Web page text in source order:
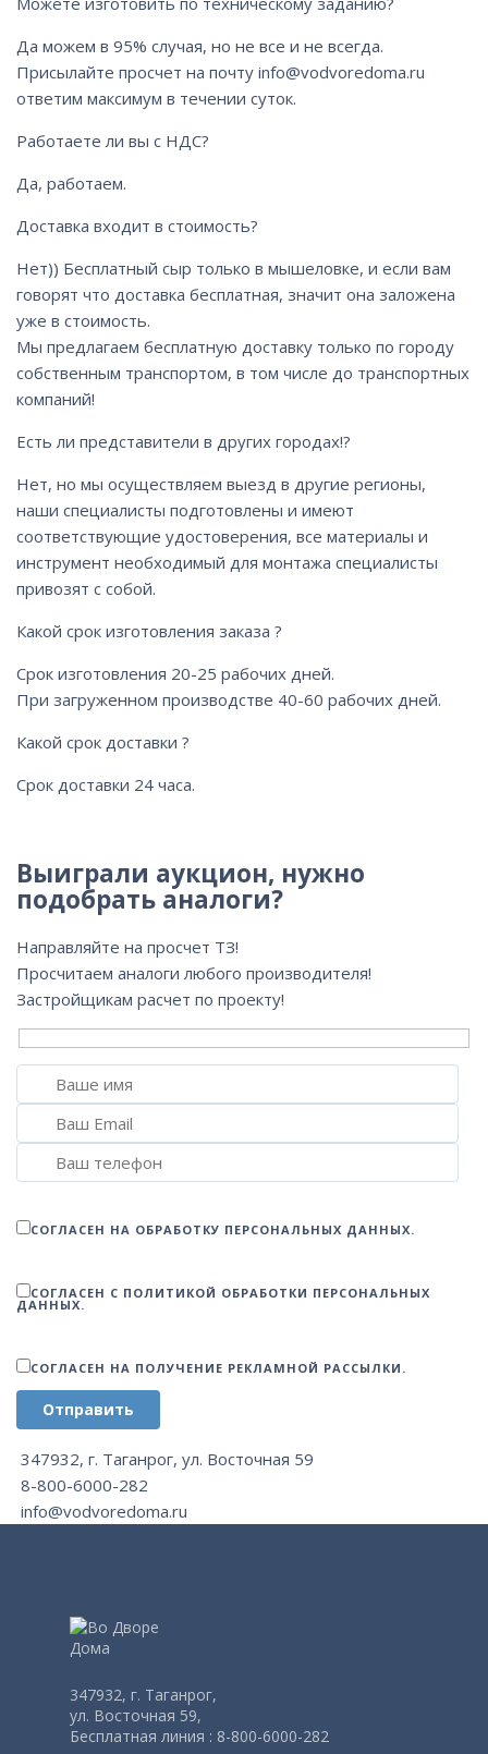
Да можем в 95% случая, но не все и не всегда.
Присылайте просчет на почту info@vodvoredoma.ru
ответим максимум в течении суток.
Работаете ли вы с НДС?
Да, работаем.
Доставка входит в стоимость?
Нет)) Бесплатный сыр только в мышеловке, и если вам
говорят что доставка бесплатная, значит она заложена
уже в стоимость.
Мы предлагаем бесплатную доставку только по городу
собственным транспортом, в том числе до транспортных
компаний!
Есть ли представители в других городах!?
Нет, но мы осуществляем выезд в другие регионы,
наши специалисты подготовлены и имеют
соответствующие удостоверения, все материалы и
инструмент необходимый для монтажа специалисты
привозят с собой.
Какой срок изготовления заказа ?
Срок изготовления 20-25 рабочих дней.
При загруженном производстве 40-60 рабочих дней.
Какой срок доставки ?
Срок доставки 24 часа.
Выиграли аукцион, нужно
подобрать аналоги?
Направляйте на просчет ТЗ!
Просчитаем аналоги любого производителя!
Застройщикам расчет по проекту!
СОГЛАСЕН НА ОБРАБОТКУ ПЕРСОНАЛЬНЫХ ДАННЫХ.
СОГЛАСЕН С ПОЛИТИКОЙ ОБРАБОТКИ ПЕРСОНАЛЬНЫХ
ДАННЫХ.
СОГЛАСЕН НА ПОЛУЧЕНИЕ РЕКЛАМНОЙ РАССЫЛКИ.
Отправить
347932, г. Таганрог, ул. Восточная 59
8-800-6000-282
info@vodvoredoma.ru
347932, г. Таганрог,
ул. Восточная 59,
Бесплатная линия : 8-800-6000-282